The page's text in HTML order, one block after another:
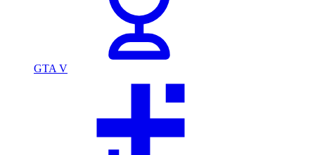
GTA V